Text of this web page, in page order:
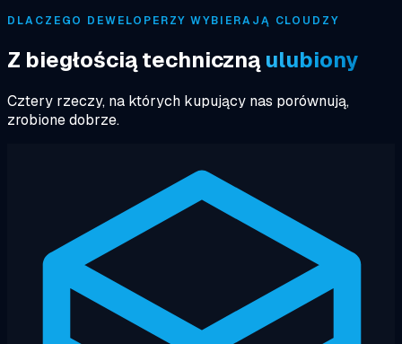
DLACZEGO DEWELOPERZY WYBIERAJĄ CLOUDZY
Z biegłością techniczną ulubiony
Cztery rzeczy, na których kupujący nas porównują,
zrobione dobrze.